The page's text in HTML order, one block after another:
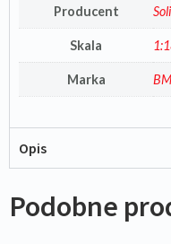
Producent
Skala
Marka
Opis
Podobne